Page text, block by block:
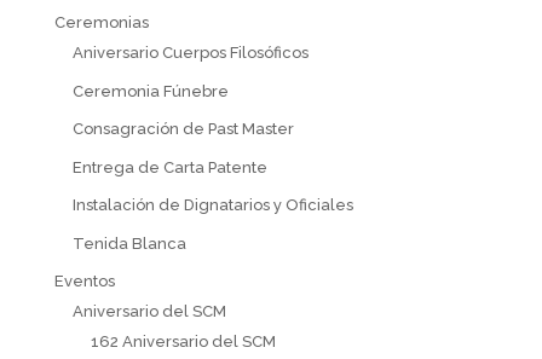
Ceremonias
Aniversario Cuerpos Filosóficos
Ceremonia Fúnebre
Consagración de Past Master
Entrega de Carta Patente
Instalación de Dignatarios y Oficiales
Tenida Blanca
Eventos
Aniversario del SCM
162 Aniversario del SCM